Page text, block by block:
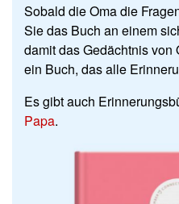
Sobald die Oma die
Sie das Buch an einem
damit das Gedächtnis von
ein Buch, das alle
Es gibt auch
Papa.